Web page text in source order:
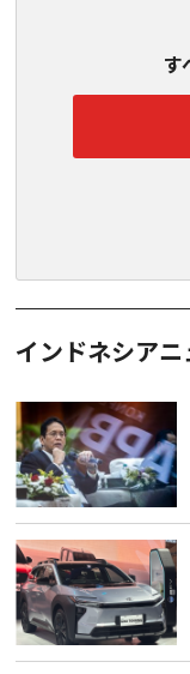
す
インドネシア